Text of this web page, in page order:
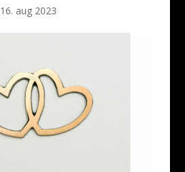
16. aug 2023